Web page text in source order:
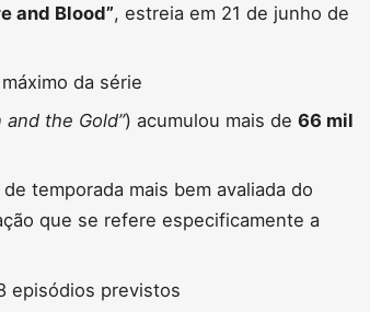
and Blood”, estreia em 21 de junho de
da série
and the Gold”) acumulou mais de66 mil
temporada mais bem avaliada do
que se refere especificamente a
episódios previstos